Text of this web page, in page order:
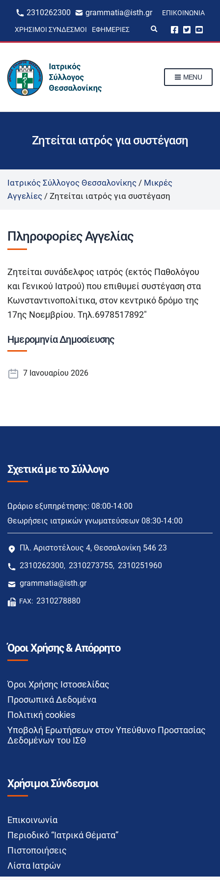
2310262300 grammatia@isth.gr ΕΠΙΚΟΙΝΩΝΊΑ
ΧΡΉΣΙΜΟΙ ΣΎΝΔΕΣΜΟΙ ΕΦΗΜΕΡΊΕΣ
p
m
MENU
Ζητείται ιατρός για συστέγαση
Ιατρικός Σύλλογος Θεσσαλονίκης / Μικρές
Αγγελίες / Ζητείται ιατρός για συστέγαση
Πληροφορίες Αγγελίας
Ζητείται συνάδελφος ιατρός (εκτός Παθολόγου
και Γενικού Ιατρού) που επιθυμεί συστέγαση στα
Κωνσταντινοπολίτικα, στον κεντρικό δρόμο της
17ης Νοεμβρίου. Τηλ.6978517892″
Ημερομηνία Δημοσίευσης
7 Ιανουαρίου 2026
Σχετικά με το Σύλλογο
Ωράριο εξυπηρέτησης: 08:00-14:00
Θεωρήσεις ιατρικών γνωματεύσεων 08:30-14:00
Πλ. Αριστοτέλους 4, Θεσσαλονίκη 546 23
2310262300, 2310273755, 2310251960
grammatia@isth.gr
FAX: 2310278880
Όροι Χρήσης & Απόρρητο
Όροι Χρήσης Ιστοσελίδας
Προσωπικά Δεδομένα
Πολιτική cookies
Υποβολή Ερωτήσεων στον Υπεύθυνο Προστασίας
Δεδομένων του ΙΣΘ
Χρήσιμοι Σύνδεσμοι
Επικοινωνία
Περιοδικό “Ιατρικά Θέματα”
Πιστοποιήσεις
Λίστα Ιατρών